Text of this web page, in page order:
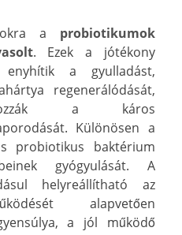
a probiotikumok
. Ezek a jótékony
enyhítik a gyulladást,
regenerálódását,
a káros
Különösen a
probiotikus baktérium
gyógyulását. A
helyreállítható az
alapvetően
a jól működő